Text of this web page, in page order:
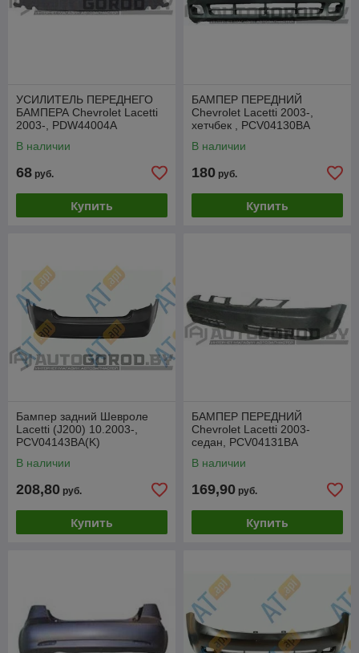
УСИЛИТЕЛЬ ПЕРЕДНЕГО
БАМПЕРА Chevrolet Lacetti
2003-, PDW44004A
В наличии
68 руб.
Купить
БАМПЕР ПЕРЕДНИЙ
Chevrolet Lacetti 2003-,
хетчбек , PCV04130BA
В наличии
180 руб.
Купить
Бампер задний Шевроле
Lacetti (J200) 10.2003-,
PCV04143BA(K)
В наличии
208,80 руб.
Купить
БАМПЕР ПЕРЕДНИЙ
Chevrolet Lacetti 2003-
седан, PCV04131BA
В наличии
169,90 руб.
Купить